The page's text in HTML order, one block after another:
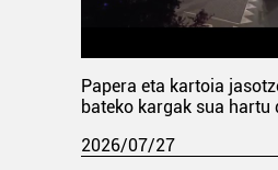
Papera eta kartoia
bateko kargak sua hartu
2026/07/27